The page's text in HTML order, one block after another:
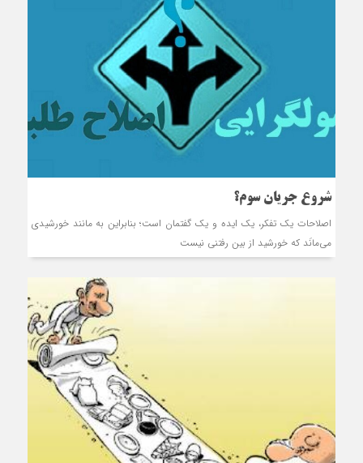
شروع جریان سوم؟
اصلاحات يک تفکر، يک ايد‌‌ه و يک گفتمان است؛ بنابراين به مانند‌‌ خورشيد‌‌ي
مي‌مانَد‌‌ که خورشيد‌‌ از بين رفتني نيست